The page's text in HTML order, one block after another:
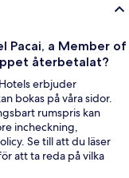
Pacai, a Member of
återbetalat?
erbjuder
bokas på våra sidor.
rumspris kan
incheckning,
Se till att du läser
att ta reda på vilka